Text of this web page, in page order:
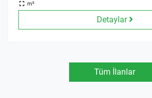
m²
Detaylar
Tüm İlanlar